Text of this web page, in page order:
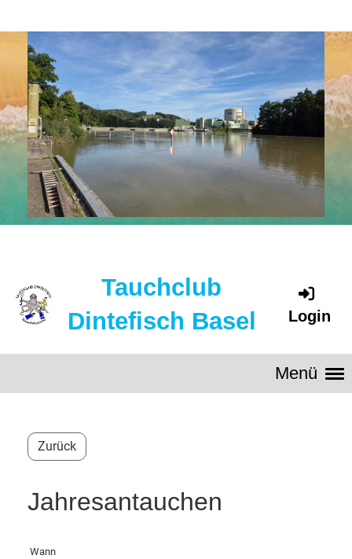
Tauchclub
Dintefisch Basel
Login
Menü
Zurück
Jahresantauchen
Wann